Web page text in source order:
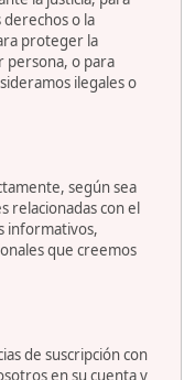
o la
proteger la
persona, o para
ilegales o
según sea
relacionadas con el
informativos,
que creemos
de suscripción con
en su cuenta y